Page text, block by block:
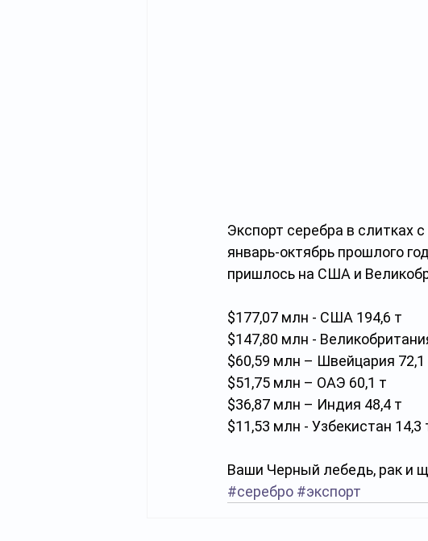
Экспорт серебра в слитках
январь-октябрь прошлого
пришлось на США и
$177,07 млн - США 194,6 т
$147,80 млн -
$60,59 млн – Швейцария
$51,75 млн – ОАЭ 60,1 т
$36,87 млн – Индия 48,4 т
$11,53 млн - Узбекистан 14,3
Ваши Черный лебедь, рак и
#серебро #экспорт